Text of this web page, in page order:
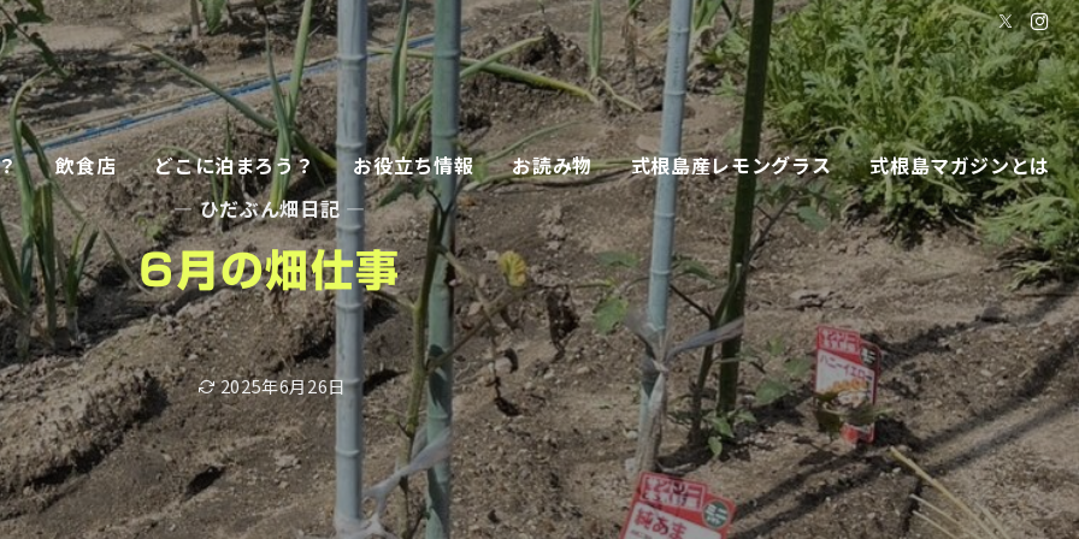
飲食店 どこに泊まろう？ お役立ち情報 お読み物 式根島産レモングラス
式根島マガジンとは
— ひだぶん畑日記 —
6月の畑仕事
2025年6月26日